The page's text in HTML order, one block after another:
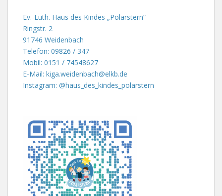
Ev.-Luth. Haus des Kindes „Polarstern“
Ringstr. 2
91746 Weidenbach
Telefon: 09826 / 347
Mobil: 0151 / 74548627
E-Mail: kiga.weidenbach@elkb.de
Instagram: @haus_des_kindes_polarstern